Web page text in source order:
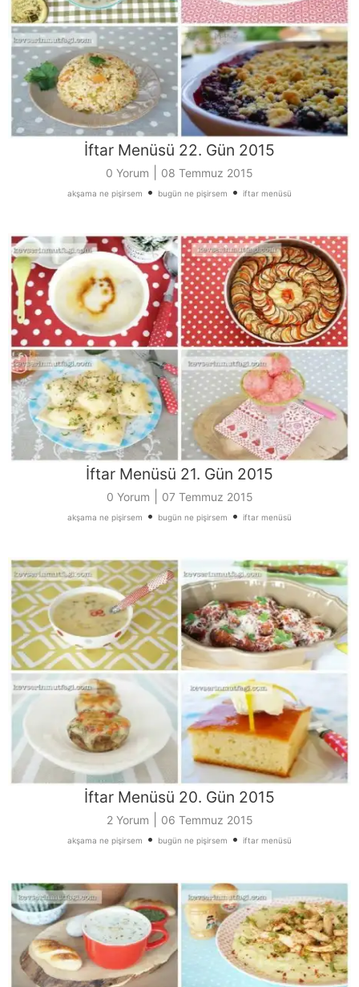
İftar Menüsü 22. Gün 2015
0 Yorum 08 Temmuz 2015
akşama ne pişirsem • bugün ne pişirsem • iftar menüsü
İftar Menüsü 21. Gün 2015
0 Yorum 07 Temmuz 2015
akşama ne pişirsem • bugün ne pişirsem • iftar menüsü
İftar Menüsü 20. Gün 2015
2 Yorum 06 Temmuz 2015
akşama ne pişirsem • bugün ne pişirsem • iftar menüsü